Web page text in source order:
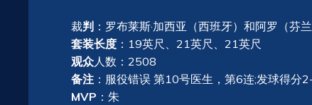
裁判 ：罗布莱斯·加西亚（西班牙）和阿罗（芬兰
套装长度 ：19英尺、21英尺、21英尺
观众人数：2508
备注 ：服役错误 第10号医生，第6连;发球得分
MVP ：朱